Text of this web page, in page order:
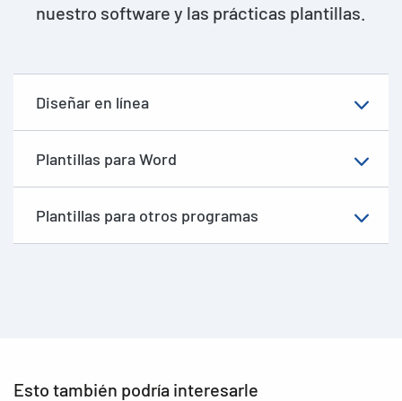
nuestro software y las prácticas plantillas.
Diseñar en línea
Plantillas para Word
Plantillas para otros programas
Esto también podría interesarle